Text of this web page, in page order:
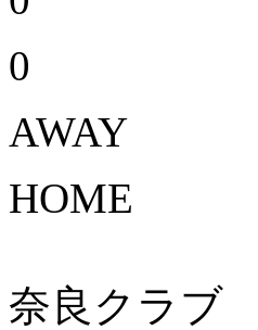
0
AWAY
HOME
奈良クラブ